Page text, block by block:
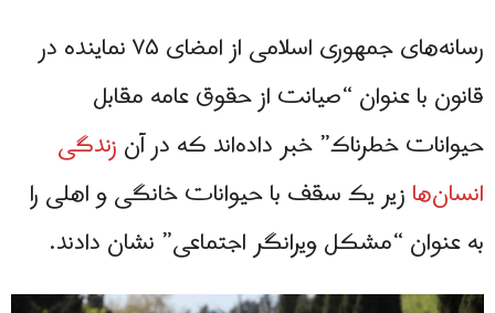
رسانه‌های جمهوری اسلامی از امضای ۷۵ نماینده در
قانون با عنوان “صیانت از حقوق عامه مقابل
حیوانات خطرناک” خبر داده‌اند که در آنزندگی
انسان‌هازیر یک سقف با حیوانات خانگی و اهلی را
به عنوان “مشکل ویرانگر اجتماعی” نشان دادند.